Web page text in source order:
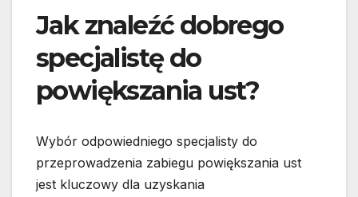
Jak znaleźć dobrego
specjalistę do
powiększania ust?
Wybór odpowiedniego specjalisty do
przeprowadzenia zabiegu powiększania ust
jest kluczowy dla uzyskania